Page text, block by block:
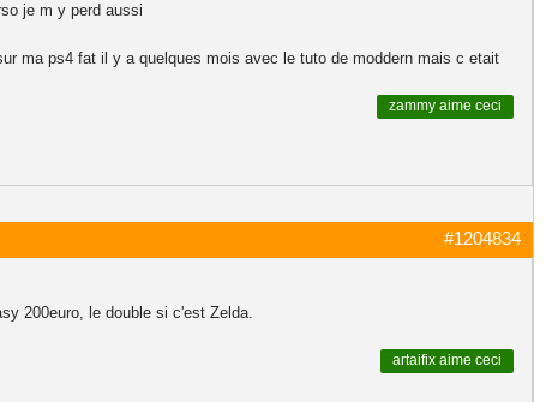
je m y perd aussi
ma ps4 fat il y a quelques mois avec le tuto de moddern mais c etait
zammy aime ceci
#1204834
200euro, le double si c'est Zelda.
artaifix aime ceci